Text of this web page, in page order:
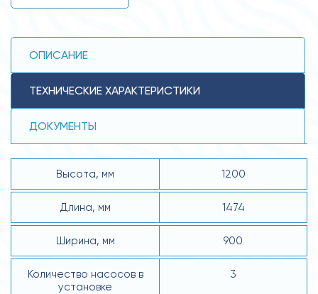
ОПИСАНИЕ
ТЕХНИЧЕСКИЕ ХАРАКТЕРИСТИКИ
ДОКУМЕНТЫ
Высота, мм 1200
Длина, мм 1474
Ширина, мм 900
Количество насосов в
установке
3